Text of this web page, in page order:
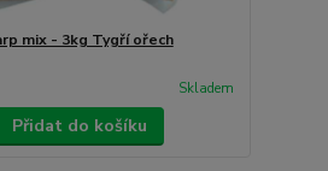
mix - 3kg Tygří ořech
Skladem
Přidat do košíku